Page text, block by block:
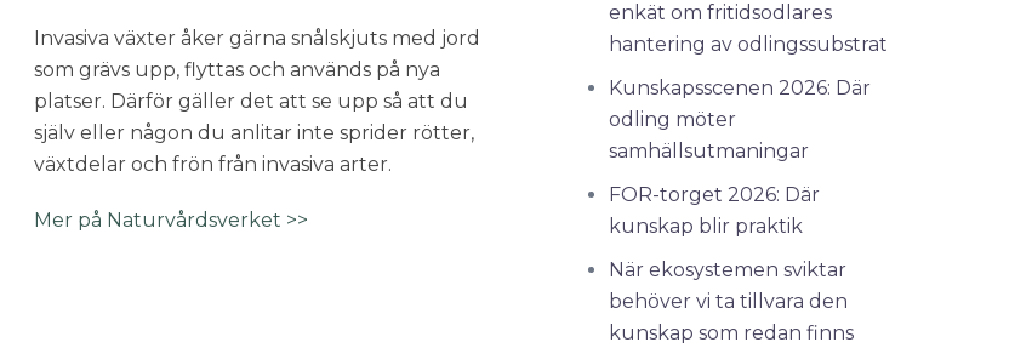
Invasiva växter åker gärna snålskjuts med jord
som grävs upp, flyttas och används på nya
platser. Därför gäller det att se upp så att du
själv eller någon du anlitar inte sprider rötter,
växtdelar och frön från invasiva arter.
Mer på Naturvårdsverket >>
enkät om fritidsodlares
hantering av odlingssubstrat
Kunskapsscenen 2026: Där
odling möter
samhällsutmaningar
FOR-torget 2026: Där
kunskap blir praktik
När ekosystemen sviktar
behöver vi ta tillvara den
kunskap som redan finns